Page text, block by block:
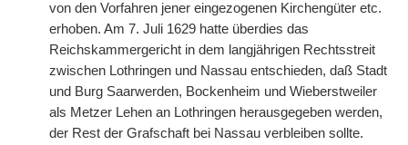
von den Vorfahren jener eingezogenen Kirchengüter etc.
erhoben. Am 7. Juli 1629 hatte überdies das
Reichskammergericht in dem langjährigen Rechtsstreit
zwischen Lothringen und Nassau entschieden, daß Stadt
und Burg Saarwerden, Bockenheim und Wieberstweiler
als Metzer Lehen an Lothringen herausgegeben werden,
der Rest der Grafschaft bei Nassau verbleiben sollte.